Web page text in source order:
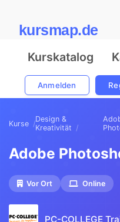
kursmap.de
Kurskatalog
Anmelden
Kurse
Design &
Kreativität
Adobe
Vor Ort Online
PC-COLLEGE